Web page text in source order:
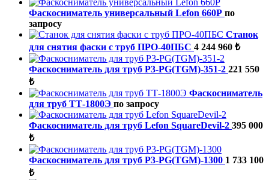
Фаскосниматель универсальный Lefon 660P по
запросу
Станок
для снятия фаски с труб ПРО-40ПБС 4 244 960 ₺
Фаскосниматель для труб P3-PG(TGM)-351-2 221 550
₺
Фаскосниматель
для труб ТТ-1800Э по запросу
Фаскосниматель для труб Lefon SquareDevil-2 395 000
₺
Фаскосниматель для труб P3-PG(TGM)-1300 1 733 100
₺